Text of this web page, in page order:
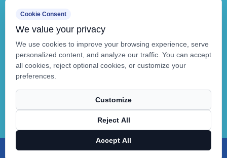
Technical Support ：
Cookie Consent
We value your privacy
We use cookies to improve your browsing experience, serve
personalized content, and analyze our traffic. You can accept
all cookies, reject optional cookies, or customize your
preferences.
Customize
Reject All
Accept All